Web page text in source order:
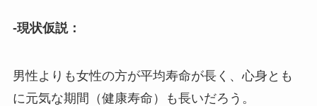
-現状仮説：
男性よりも女性の方が平均寿命が長く、心身とも
に元気な期間（健康寿命）も長いだろう。